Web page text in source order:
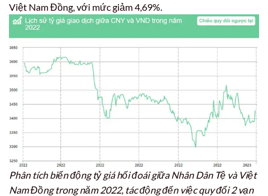
Việt Nam Đồng, với mức giảm 4,69%.
Phân tích biến động tỷ giá hối đoái giữa Nhân Dân Tệ và Việt
Nam Đồng trong năm 2022, tác động đến việc quy đổi 2 vạn